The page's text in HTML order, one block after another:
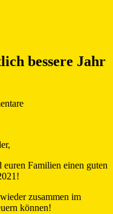
bessere Jahr
euren Familien einen guten
zusammen im
können!